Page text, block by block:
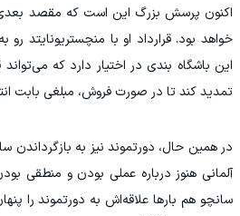
اکنون پرسش بزرگ این است که مقصد بعدی
خواهد بود. قرارداد او با منچستریونایتد
این باشگاه بندی در اختیار دارد که
تمدید کند تا در صورت فروش، مبلغی بابت
در همین حال، دورتموند نیز به بازگرداندن
آلمانی هنوز درباره عملی بودن و منطقی
سانچو هم بارها علاقه‌اش به دورتموند را